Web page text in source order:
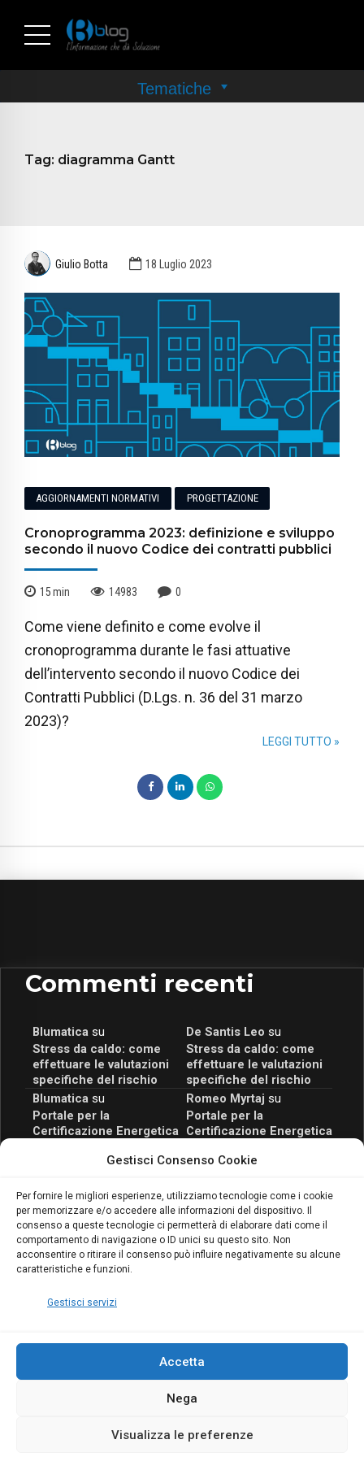
Gestisci Consenso Cookie
Per fornire le migliori esperienze, utilizziamo tecnologie come i cookie
per memorizzare e/o accedere alle informazioni del dispositivo. Il
consenso a queste tecnologie ci permetterà di elaborare dati come il
comportamento di navigazione o ID unici su questo sito. Non
acconsentire o ritirare il consenso può influire negativamente su alcune
caratteristiche e funzioni.
Gestisci servizi
Accetta
Nega
Visualizza le preferenze
Tag: diagramma Gantt
Giulio Botta 18 Luglio 2023
AGGIORNAMENTI NORMATIVI PROGETTAZIONE
Cronoprogramma 2023: definizione e sviluppo
secondo il nuovo Codice dei contratti pubblici
15min 14983 0
Come viene definito e come evolve il
cronoprogramma durante le fasi attuative
dell’intervento secondo il nuovo Codice dei
Contratti Pubblici (D.Lgs. n. 36 del 31 marzo
2023)?
LEGGI TUTTO »
Commenti recenti
Blumaticasu
Stress da caldo: come
effettuare le valutazioni
specifiche del rischio
De Santis Leo su
Stress da caldo: come
effettuare le valutazioni
specifiche del rischio
Blumaticasu
Portale per la
Certificazione Energetica
scopri il Corso Blumatica
Romeo Myrtaj su
Portale per la
Certificazione Energetica
scopri il Corso Blumatica
Blumaticasu
Coordinatore della
Sicurezza: cosa è
richiesto per abilitazione
e aggiornamento
Copyright Blumatica